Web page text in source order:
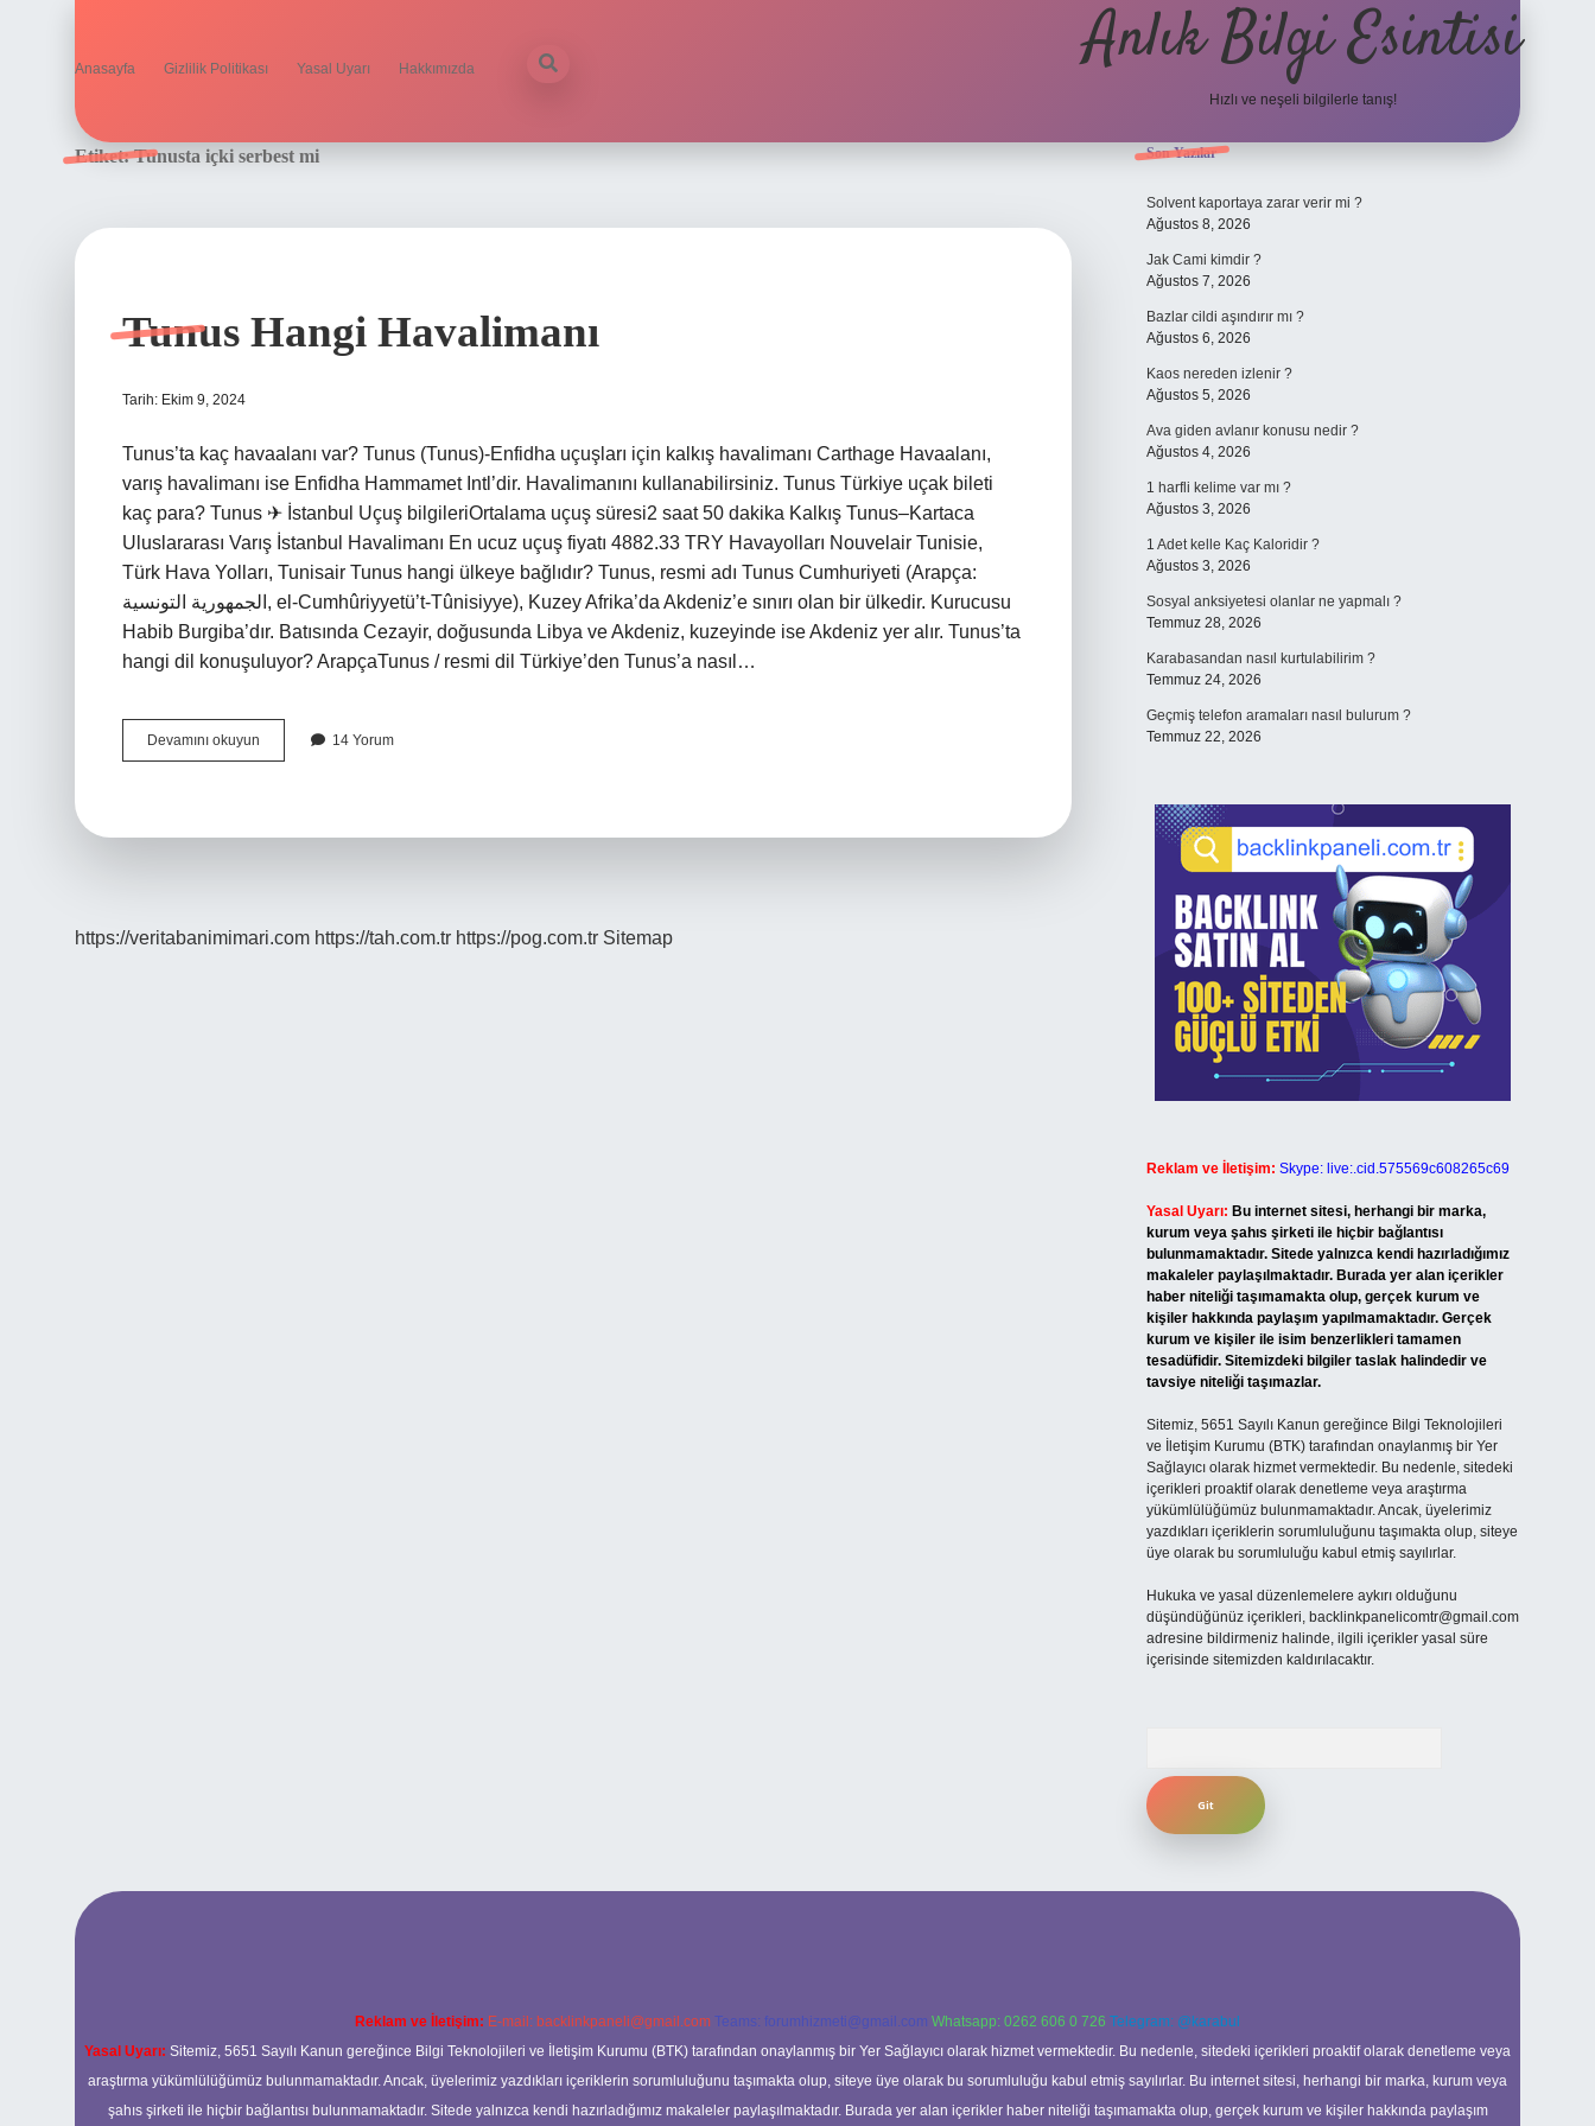
Anasayfa Gizlilik Politikası Yasal Uyarı Hakkımızda Anlık Bilgi Esintisi
Hızlı ve neşeli bilgilerle tanış!
Etiket:Tunusta içki serbest mi
Tunus Hangi Havalimanı
Tarih: Ekim 9, 2024
Tunus’ta kaç havaalanı var? Tunus (Tunus)-Enfidha uçuşları için kalkış havalimanı Carthage Havaalanı,
varış havalimanı ise Enfidha Hammamet Intl’dir. Havalimanını kullanabilirsiniz. Tunus Türkiye uçak bileti
kaç para? Tunus ✈ İstanbul Uçuş bilgileriOrtalama uçuş süresi2 saat 50 dakika Kalkış Tunus–Kartaca
Uluslararası Varış İstanbul Havalimanı En ucuz uçuş fiyatı 4882.33 TRY Havayolları Nouvelair Tunisie,
Türk Hava Yolları, Tunisair Tunus hangi ülkeye bağlıdır? Tunus, resmi adı Tunus Cumhuriyeti (Arapça:
الجمهورية التونسية, el-Cumhûriyyetü’t-Tûnisiyye), Kuzey Afrika’da Akdeniz’e sınırı olan bir ülkedir. Kurucusu
Habib Burgiba’dır. Batısında Cezayir, doğusunda Libya ve Akdeniz, kuzeyinde ise Akdeniz yer alır. Tunus’ta
hangi dil konuşuluyor? ArapçaTunus / resmi dil Türkiye’den Tunus’a nasıl…
Devamını okuyun
Hangi
14 Yorum
https://veritabanimimari.com https://tah.com.tr https://pog.com.tr Sitemap
Sidebar
Son Yazılar
Solvent kaportaya zarar verir mi ?
Ağustos 8, 2026
Jak Cami kimdir ?
Ağustos 7, 2026
Bazlar cildi aşındırır mı ?
Ağustos 6, 2026
Kaos nereden izlenir ?
Ağustos 5, 2026
Ava giden avlanır konusu nedir ?
Ağustos 4, 2026
1 harfli kelime var mı ?
Ağustos 3, 2026
1 Adet kelle Kaç Kaloridir ?
Ağustos 3, 2026
Sosyal anksiyetesi olanlar ne yapmalı ?
Temmuz 28, 2026
Karabasandan nasıl kurtulabilirim ?
Temmuz 24, 2026
Geçmiş telefon aramaları nasıl bulurum ?
Temmuz 22, 2026
Reklam ve İletişim: Skype: live:.cid.575569c608265c69
Yasal Uyarı: Bu internet sitesi, herhangi bir marka,
kurum veya şahıs şirketi ile hiçbir bağlantısı
bulunmamaktadır. Sitede yalnızca kendi hazırladığımız
makaleler paylaşılmaktadır. Burada yer alan içerikler
haber niteliği taşımamakta olup, gerçek kurum ve
kişiler hakkında paylaşım yapılmamaktadır. Gerçek
kurum ve kişiler ile isim benzerlikleri tamamen
tesadüfidir. Sitemizdeki bilgiler taslak halindedir ve
tavsiye niteliği taşımazlar.
Sitemiz, 5651 Sayılı Kanun gereğince Bilgi Teknolojileri
ve İletişim Kurumu (BTK) tarafından onaylanmış bir Yer
Sağlayıcı olarak hizmet vermektedir. Bu nedenle, sitedeki
içerikleri proaktif olarak denetleme veya araştırma
yükümlülüğümüz bulunmamaktadır. Ancak, üyelerimiz
yazdıkları içeriklerin sorumluluğunu taşımakta olup, siteye
üye olarak bu sorumluluğu kabul etmiş sayılırlar.
Hukuka ve yasal düzenlemelere aykırı olduğunu
düşündüğünüz içerikleri, backlinkpanelicomtr@gmail.com
adresine bildirmeniz halinde, ilgili içerikler yasal süre
içerisinde sitemizden kaldırılacaktır.
Reklam ve İletişim: E-mail: backlinkpaneli@gmail.com Teams: forumhizmeti@gmail.com Whatsapp: 0262 606 0 726 Telegram: @karabul
Yasal Uyarı: Sitemiz, 5651 Sayılı Kanun gereğince Bilgi Teknolojileri ve İletişim Kurumu (BTK) tarafından onaylanmış bir Yer Sağlayıcı olarak hizmet vermektedir. Bu nedenle, sitedeki içerikleri proaktif olarak denetleme veya
araştırma yükümlülüğümüz bulunmamaktadır. Ancak, üyelerimiz yazdıkları içeriklerin sorumluluğunu taşımakta olup, siteye üye olarak bu sorumluluğu kabul etmiş sayılırlar. Bu internet sitesi, herhangi bir marka, kurum veya
şahıs şirketi ile hiçbir bağlantısı bulunmamaktadır. Sitede yalnızca kendi hazırladığımız makaleler paylaşılmaktadır. Burada yer alan içerikler haber niteliği taşımamakta olup, gerçek kurum ve kişiler hakkında paylaşım